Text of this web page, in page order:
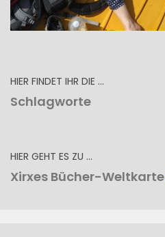
HIER FINDET IHR DIE …
Schlagworte
HIER GEHT ES ZU …
Xirxes Bücher-Weltkarte